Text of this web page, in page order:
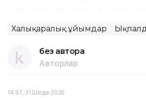
Халықаралық ұйымдар
без автора
Авторлар
14:37, 31 Шілде 2026